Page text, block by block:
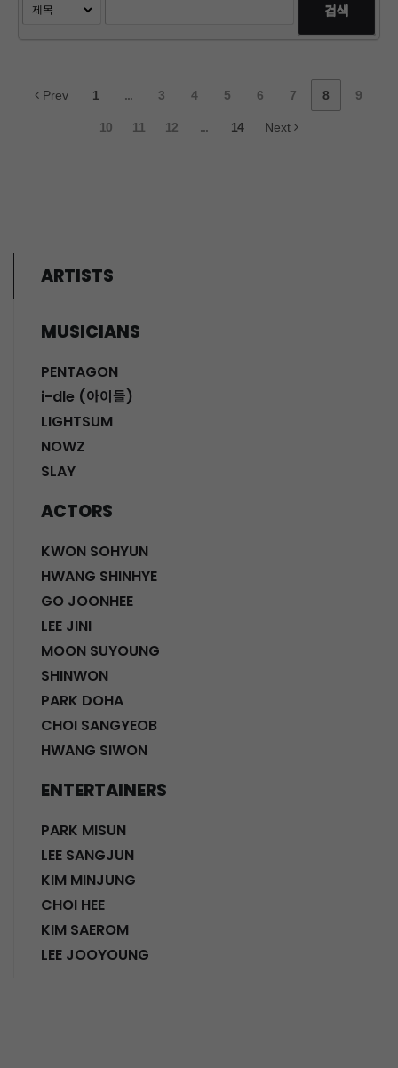
검색
Prev 1 ... 3 4 5 6 7 8 9
10 11 12 ... 14 Next
ARTISTS
MUSICIANS
PENTAGON
i-dle (아이들)
LIGHTSUM
NOWZ
SLAY
ACTORS
KWON SOHYUN
HWANG SHINHYE
GO JOONHEE
LEE JINI
MOON SUYOUNG
SHINWON
PARK DOHA
CHOI SANGYEOB
HWANG SIWON
ENTERTAINERS
PARK MISUN
LEE SANGJUN
KIM MINJUNG
CHOI HEE
KIM SAEROM
LEE JOOYOUNG